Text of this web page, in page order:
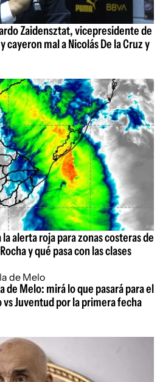
Zaidensztat, vicepresidente de
mal a Nicolás De la Cruz y
alerta roja para zonas costeras de
y qué pasa con las clases
de Melo: mirá lo que pasará para el
Juventud por la primera fecha